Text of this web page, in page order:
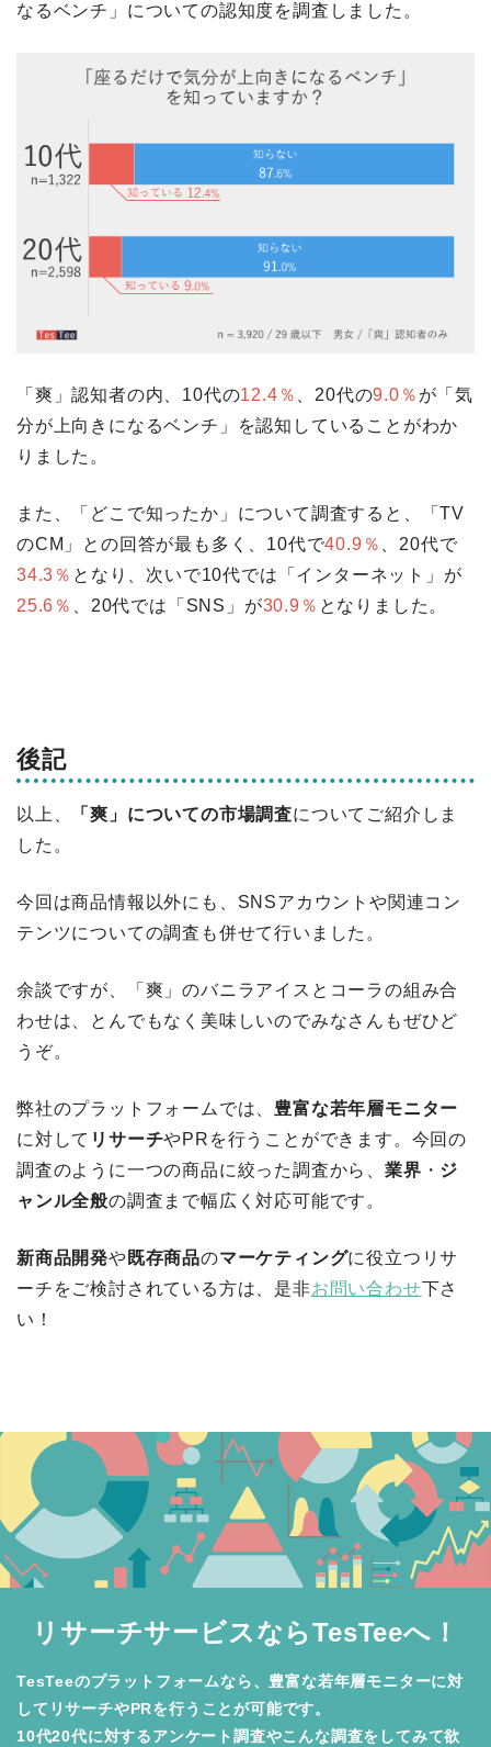
なるベンチ」についての認知度を調査しました。
「爽」認知者の内、10代の12.4％ 、20代の9.0％ が「気
分が上向きになるベンチ」を認知していることがわか
りました。
また、「どこで知ったか」について調査すると、「TV
のCM」との回答が最も多く、10代で40.9％
、20代で
34.3％ となり、次いで10代では「インターネット」が
25.6％
、20代では「SNS」が30.9％ となりました。
後記
以上、 「爽」についての市場調査についてご紹介しま
した。
今回は商品情報以外にも、SNSアカウントや関連コン
テンツについての調査も併せて行いました。
余談ですが、「爽」のバニラアイスとコーラの組み合
わせは、とんでもなく美味しいのでみなさんもぜひど
うぞ。
弊社のプラットフォームでは、 豊富な若年層モニター
に対して リサーチやPRを行うことができます。今回の
調査のように一つの商品に絞った調査から、 業界 ・ ジ
ャンル全般の調査まで幅広く対応可能です。
新商品開発や 既存商品のマーケティングに役立つリサ
ーチをご検討されている方は、是非お問い合わせ下さ
い！
リサーチサービスならTesTeeへ！
TesTeeのプラットフォームなら、豊富な若年層モニターに対
してリサーチやPRを行うことが可能です。
10代20代に対するアンケート調査やこんな調査をしてみて欲